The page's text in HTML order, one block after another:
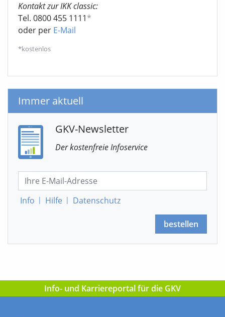
Kontakt zur IKK classic:
Tel. 0800 455 1111*
oder per E-Mail
*kostenlos
Immer aktuell
GKV-Newsletter
Der kostenfreie Infoservice
Info | Hilfe | Datenschutz
bestellen
Info- und Karriereportal für die GKV